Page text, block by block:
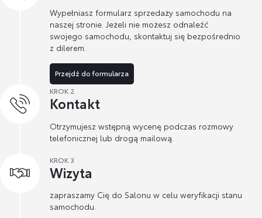
Wypełniasz formularz sprzedaży samochodu na
naszej stronie. Jeżeli nie możesz odnaleźć
swojego samochodu, skontaktuj się bezpośrednio
z dilerem.
Przejdź do formularza
KROK 2
Kontakt
Otrzymujesz wstępną wycenę podczas rozmowy
telefonicznej lub drogą mailową.
KROK 3
Wizyta
zapraszamy Cię do Salonu w celu weryfikacji stanu
samochodu.